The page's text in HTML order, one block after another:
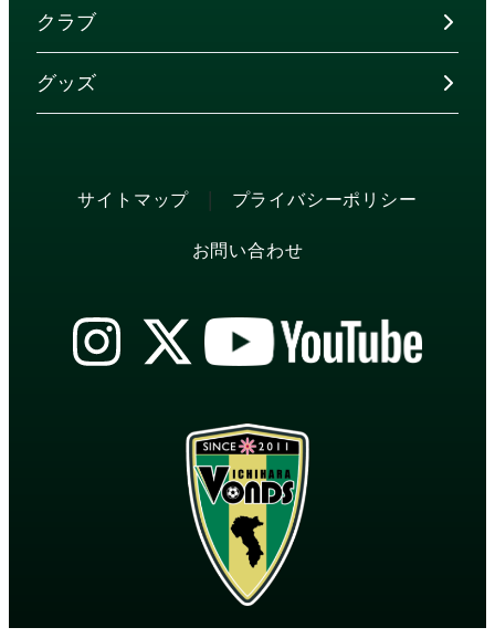
クラブ
グッズ
サイトマップ | プライバシーポリシー
お問い合わせ